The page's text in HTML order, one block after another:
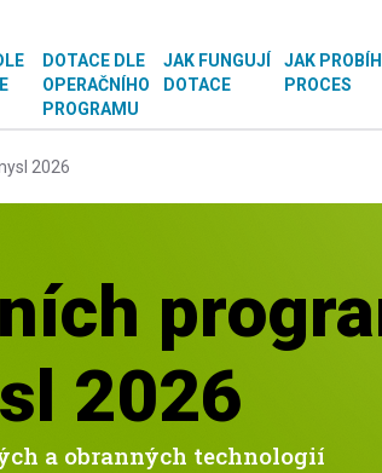
DOTACE DLE
OPERAČNÍHO
PROGRAMU
JAK FUNGUJÍ
DOTACE
JAK
PROCES
2026
2026
a obranných technologií